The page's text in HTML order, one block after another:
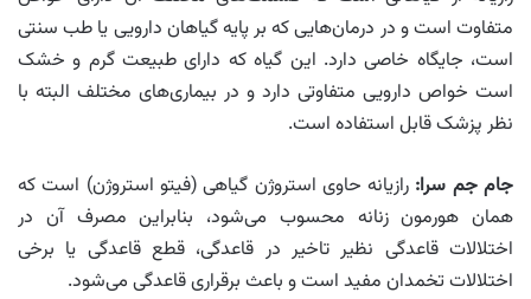
متفاوت است و در درمان‌هایی که بر پایه گیاهان دارویی یا طب سنتی
است، جایگاه خاصی دارد. این گیاه که دارای طبیعت گرم و خشک
است خواص دارویی متفاوتی دارد و در بیماری‌های مختلف البته با
نظر پزشک قابل استفاده است.
جام جم سرا: رازیانه حاوی استروژن گیاهی (فیتو استروژن) است که
همان هورمون زنانه محسوب می‌شود، بنابراین مصرف آن در
اختلالات قاعدگی نظیر تاخیر در قاعدگی، قطع قاعدگی یا برخی
اختلالات تخمدان مفید است و باعث برقراری قاعدگی می‌شود.